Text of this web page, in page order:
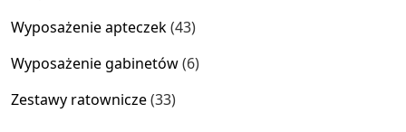
Wyposażenie apteczek 4343
Wyposażenie gabinetów 66
Zestawy ratownicze 3333